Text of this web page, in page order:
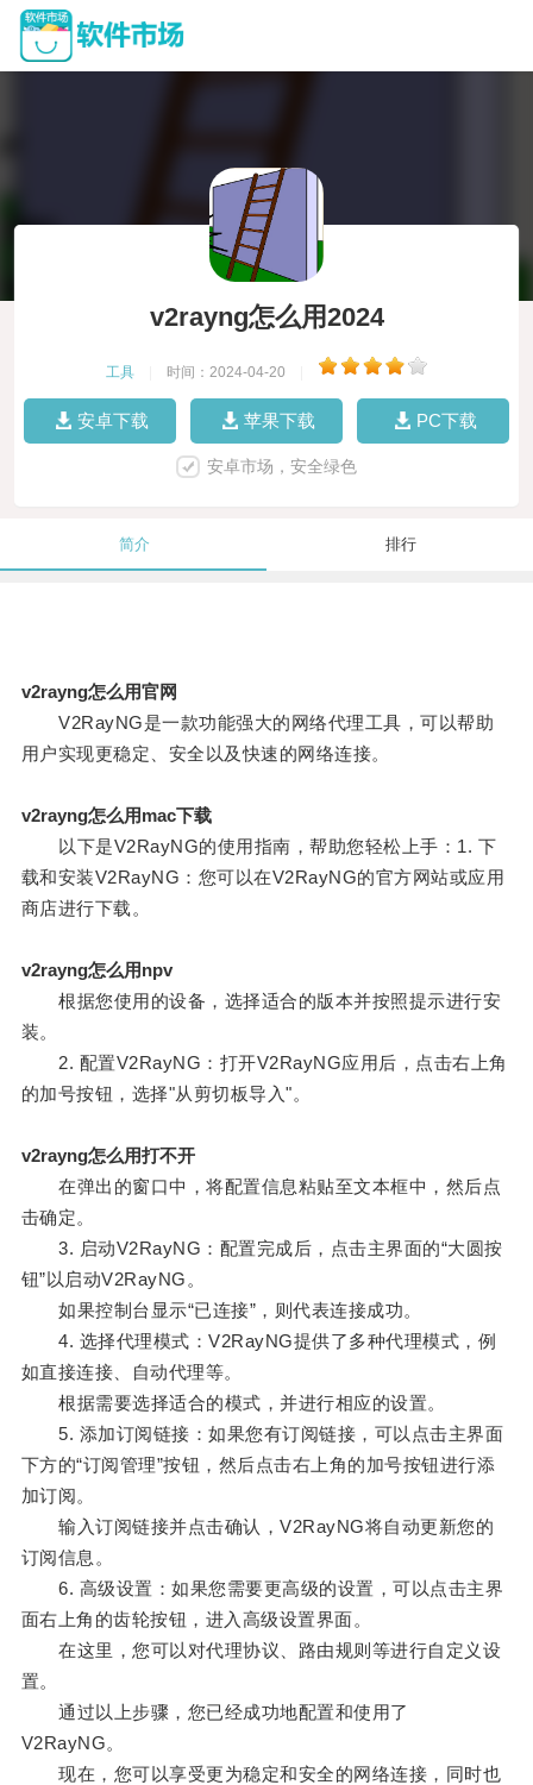
v2rayng怎么用2024
工具 时间：2024-04-20
安卓下载 苹果下载 PC下载
安卓市场，安全绿色
简介 排行
v2rayng怎么用官网
V2RayNG是一款功能强大的网络代理工具，可以帮助
用户实现更稳定、安全以及快速的网络连接。
v2rayng怎么用mac下载
以下是V2RayNG的使用指南，帮助您轻松上手：1. 下
载和安装V2RayNG：您可以在V2RayNG的官方网站或应用
商店进行下载。
v2rayng怎么用npv
根据您使用的设备，选择适合的版本并按照提示进行安
装。
2. 配置V2RayNG：打开V2RayNG应用后，点击右上角
的加号按钮，选择"从剪切板导入"。
v2rayng怎么用打不开
在弹出的窗口中，将配置信息粘贴至文本框中，然后点
击确定。
3. 启动V2RayNG：配置完成后，点击主界面的“大圆按
钮”以启动V2RayNG。
如果控制台显示“已连接”，则代表连接成功。
4. 选择代理模式：V2RayNG提供了多种代理模式，例
如直接连接、自动代理等。
根据需要选择适合的模式，并进行相应的设置。
5. 添加订阅链接：如果您有订阅链接，可以点击主界面
下方的“订阅管理”按钮，然后点击右上角的加号按钮进行添
加订阅。
输入订阅链接并点击确认，V2RayNG将自动更新您的
订阅信息。
6. 高级设置：如果您需要更高级的设置，可以点击主界
面右上角的齿轮按钮，进入高级设置界面。
在这里，您可以对代理协议、路由规则等进行自定义设
置。
通过以上步骤，您已经成功地配置和使用了
V2RayNG。
现在，您可以享受更为稳定和安全的网络连接，同时也